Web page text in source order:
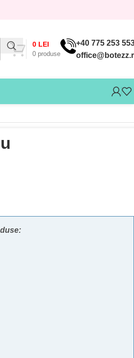
0 produse
0 LEI
+40 775 253